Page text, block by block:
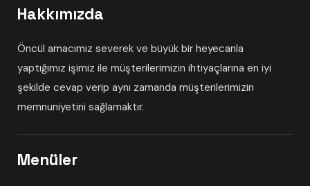
Hakkımızda
Öncül amacımız severek ve büyük bir heyecanla
yaptığımız işimiz ile müşterilerimizin ihtiyaçlarına en iyi
şekilde cevap verip aynı zamanda müşterilerimizin
memnuniyetini sağlamaktır.
Menüler